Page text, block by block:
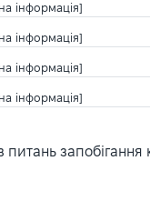
інформація]
інформація]
інформація]
інформація]